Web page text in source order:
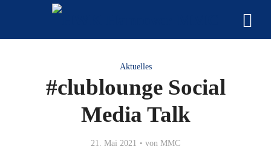
Aktuelles
#clublounge Social
Media Talk
21. Mai 2021 von MMC